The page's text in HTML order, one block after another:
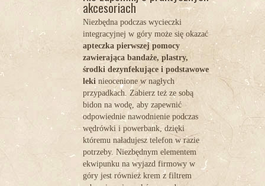
akcesoriach
Niezbędna podczas wycieczki
integracyjnej w góry może się okazać
apteczka pierwszej pomocy
zawierająca bandaże, plastry,
środki dezynfekujące i podstawowe
leki nieocenione w nagłych
przypadkach. Zabierz też ze sobą
bidon na wodę, aby zapewnić
odpowiednie nawodnienie podczas
wędrówki i powerbank, dzięki
któremu naładujesz telefon w razie
potrzeby. Niezbędnym elementem
ekwipunku na wyjazd firmowy w
góry jest również krem z filtrem